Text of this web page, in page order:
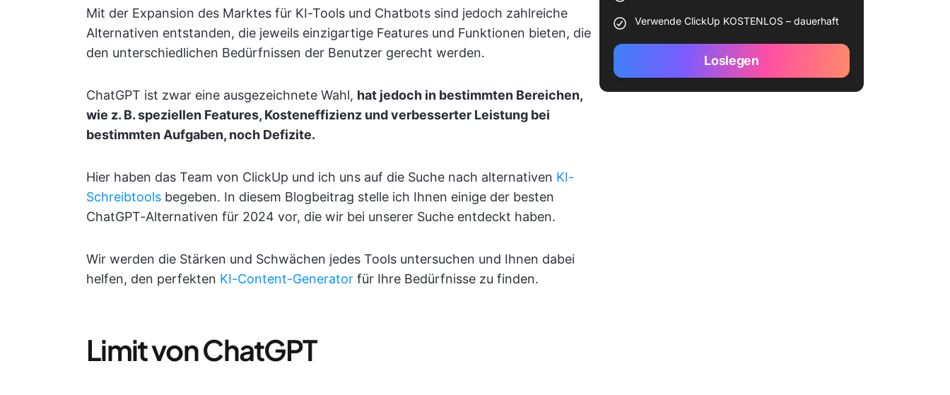
Mit der Expansion des Marktes für KI-Tools und Chatbots sind jedoch zahlreiche
Alternativen entstanden, die jeweils einzigartige Features und Funktionen bieten, die
den unterschiedlichen Bedürfnissen der Benutzer gerecht werden.
ChatGPT ist zwar eine ausgezeichnete Wahl, hat jedoch in bestimmten Bereichen,
wie z. B. speziellen Features, Kosteneffizienz und verbesserter Leistung bei
bestimmten Aufgaben, noch Defizite.
Hier haben das Team von ClickUp und ich uns auf die Suche nach alternativen KI-
Schreibtools begeben. In diesem Blogbeitrag stelle ich Ihnen einige der besten
ChatGPT-Alternativen für 2024 vor, die wir bei unserer Suche entdeckt haben.
Wir werden die Stärken und Schwächen jedes Tools untersuchen und Ihnen dabei
helfen, den perfekten KI-Content-Generator für Ihre Bedürfnisse zu finden.
Limit von ChatGPT
Verwende ClickUp KOSTENLOS – dauerhaft
Loslegen